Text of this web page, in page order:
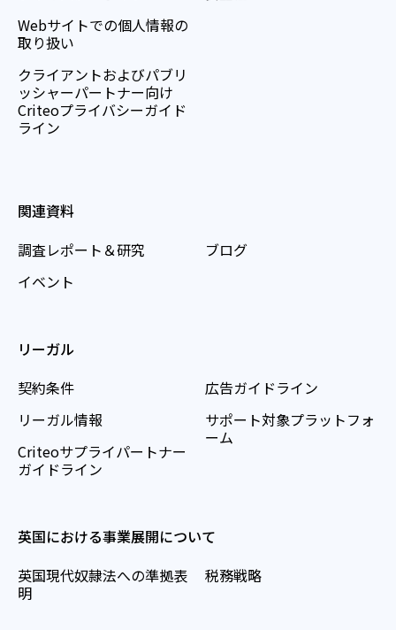
Webサイトでの個人情報の
取り扱い
クライアントおよびパブリ
ッシャーパートナー向け
Criteoプライバシーガイド
ライン
関連資料
調査レポート＆研究
イベント
ブログ
リーガル
契約条件
リーガル情報
Criteoサプライパートナー
ガイドライン
広告ガイドライン
サポート対象プラットフォ
ーム
英国における事業展開について
英国現代奴隷法への準拠表
明
税務戦略